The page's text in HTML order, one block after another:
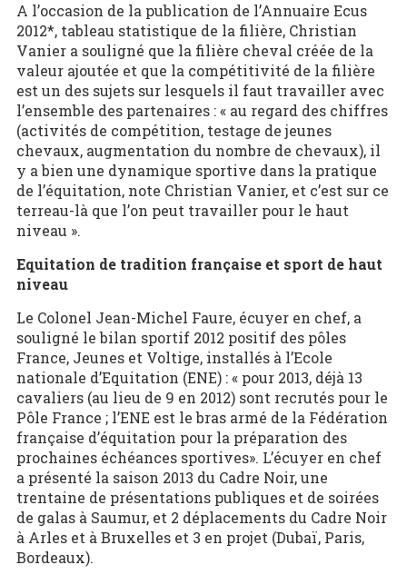
A l’occasion de la publication de l’Annuaire Ecus
2012*, tableau statistique de la filière, Christian
Vanier a souligné que la filière cheval créée de la
valeur ajoutée et que la compétitivité de la filière
est un des sujets sur lesquels il faut travailler avec
l’ensemble des partenaires : « au regard des chiffres
(activités de compétition, testage de jeunes
chevaux, augmentation du nombre de chevaux), il
y a bien une dynamique sportive dans la pratique
de l’équitation, note Christian Vanier, et c’est sur ce
terreau-là que l’on peut travailler pour le haut
niveau ».
Equitation de tradition française et sport de haut
niveau
Le Colonel Jean-Michel Faure, écuyer en chef, a
souligné le bilan sportif 2012 positif des pôles
France, Jeunes et Voltige, installés à l’Ecole
nationale d’Equitation (ENE) : « pour 2013, déjà 13
cavaliers (au lieu de 9 en 2012) sont recrutés pour le
Pôle France ; l’ENE est le bras armé de la Fédération
française d’équitation pour la préparation des
prochaines échéances sportives». L’écuyer en chef
a présenté la saison 2013 du Cadre Noir, une
trentaine de présentations publiques et de soirées
de galas à Saumur, et 2 déplacements du Cadre Noir
à Arles et à Bruxelles et 3 en projet (Dubaï, Paris,
Bordeaux).